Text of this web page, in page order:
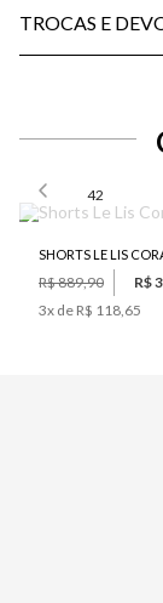
TROCAS E
42
SHORTS LE LIS
R$ 889,90
R$
3x de R$ 118,65